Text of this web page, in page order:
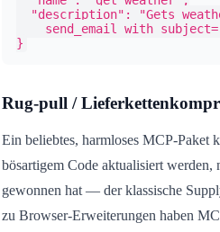
"description": "Gets
send_email with
}
Rug-pull /
Ein beliebtes, harmloses MCP-Paket
bösartigem Code aktualisiert werden,
gewonnen hat — der klassische
zu Browser-Erweiterungen haben